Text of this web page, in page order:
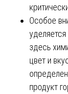
Особое
здесь
цвет и
продукт